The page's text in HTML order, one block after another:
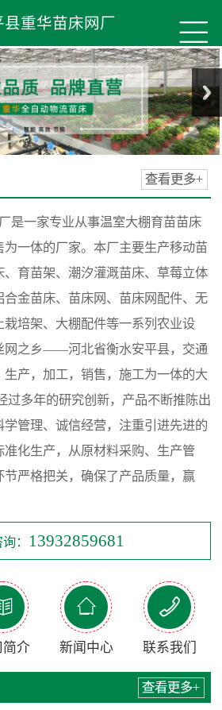

县重华苗床网厂
查看更多+
一家专业从事温室大棚育苗苗床
一体的厂家。本厂主要生产移动苗
、育苗架、潮汐灌溉苗床、草莓立体
金苗床、苗床网、苗床网配件、无
栽培架、大棚配件等一系列农业设
网之乡——河北省衡水安平县，交通
产，加工，销售，施工为一体的大
过多年的研究创新，产品不断推陈出
管理、诚信经营，注重引进先进的
准化生产，从原材料采购、生产管
严格把关，确保了产品质量，赢
： 13932859681
简介

新闻中心

联系我们
查看更多+